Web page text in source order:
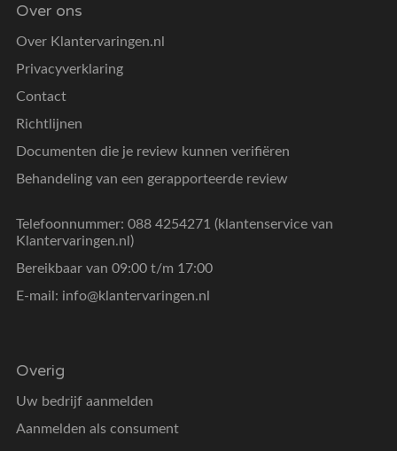
Over ons
Over Klantervaringen.nl
Privacyverklaring
Contact
Richtlijnen
Documenten die je review kunnen verifiëren
Behandeling van een gerapporteerde review
Telefoonnummer: 088 4254271 (klantenservice van
Klantervaringen.nl)
Bereikbaar van 09:00 t/m 17:00
E-mail: info@klantervaringen.nl
Overig
Uw bedrijf aanmelden
Aanmelden als consument